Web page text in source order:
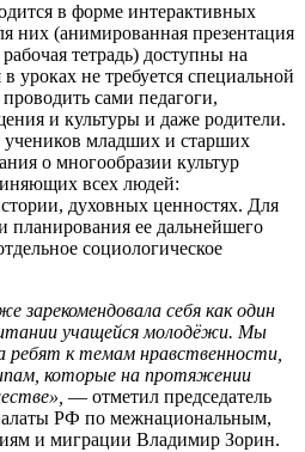
в форме интерактивных
них (анимированная презентация
тетрадь) доступны на
уроках не требуется специальной
сами педагоги,
и культуры и даже родители.
учеников младших и старших
о многообразии культур
всех людей:
духовных ценностях. Для
планирования ее дальнейшего
социологическое
зарекомендовала себя как один
учащейся молодёжи. Мы
ребят к темам нравственности,
которые на протяжении
— отметил председатель
РФ по межнациональным,
и миграции Владимир Зорин.